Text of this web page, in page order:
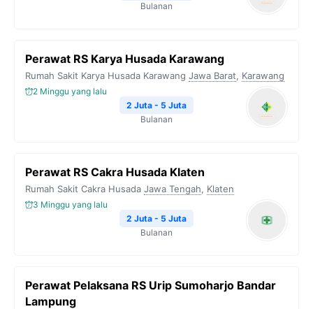
Bulanan
Perawat RS Karya Husada Karawang
Rumah Sakit Karya Husada Karawang Jawa Barat, Karawang
2 Minggu yang lalu
2 Juta - 5 Juta
Bulanan
Perawat RS Cakra Husada Klaten
Rumah Sakit Cakra Husada Jawa Tengah, Klaten
3 Minggu yang lalu
2 Juta - 5 Juta
Bulanan
Perawat Pelaksana RS Urip Sumoharjo Bandar
Lampung